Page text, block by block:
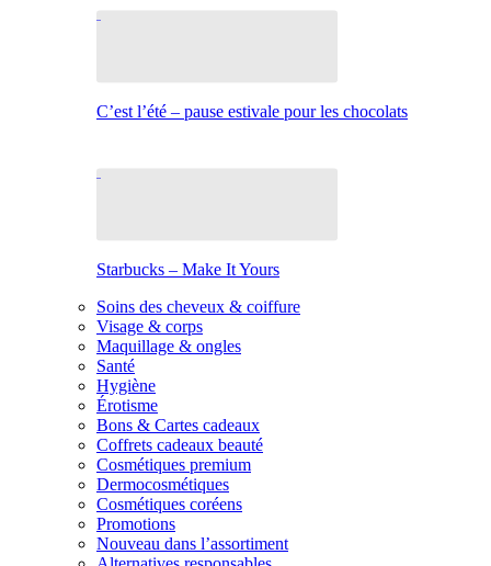
C’est l’été – pause estivale pour les chocolats
Starbucks – Make It Yours
Soins des cheveux & coiffure
Visage & corps
Maquillage & ongles
Santé
Hygiène
Érotisme
Bons & Cartes cadeaux
Coffrets cadeaux beauté
Cosmétiques premium
Dermocosmétiques
Cosmétiques coréens
Promotions
Nouveau dans l’assortiment